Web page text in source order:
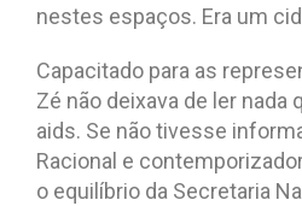
nestes espaços. Era um
Capacitado para as
Zé não deixava de ler nada
aids. Se não tivesse
Racional e
o equilíbrio da Secretaria